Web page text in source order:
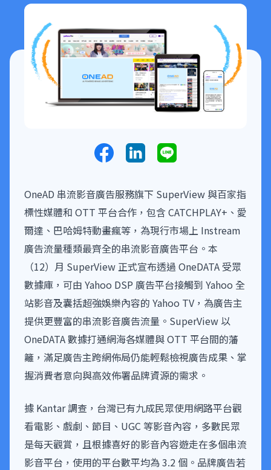
聯絡我們
OneAD 串流影音廣告服務旗下 SuperView 與百家指
標性媒體和 OTT 平台合作，包含 CATCHPLAY+、愛
爾達、巴哈姆特動畫瘋等，為現行市場上 Instream
廣告流量種類最齊全的串流影音廣告平台。本
（12）月 SuperView 正式宣布透過 OneDATA 受眾
數據庫，可由 Yahoo DSP 廣告平台接觸到 Yahoo 全
站影音及囊括超強娛樂內容的 Yahoo TV，為廣告主
提供更豐富的串流影音廣告流量。SuperView 以
OneDATA 數據打通網海各媒體與 OTT 平台間的藩
籬，滿足廣告主跨網佈局仍能輕鬆檢視廣告成果、掌
握消費者意向與高效佈署品牌資源的需求。
據 Kantar 調查，台灣已有九成民眾使用網路平台觀
看電影、戲劇、節目、UGC 等影音內容，多數民眾
是每天觀賞，且根據喜好的影音內容遊走在多個串流
影音平台，使用的平台數平均為 3.2 個。品牌廣告若